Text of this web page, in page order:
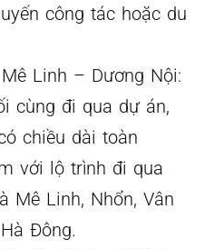
công tác hoặc du
Linh – Dương Nội:
cùng đi qua dự án,
chiều dài toàn
với lộ trình đi qua
Mê Linh, Nhổn, Vân
Đông.